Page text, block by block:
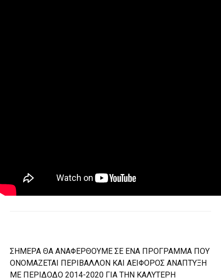
ΣΗΜΕΡΑ ΘΑ ΑΝΑΦΕΡΘΟΥΜΕ ΣΕ ΕΝΑ ΠΡΟΓΡΑΜΜΑ ΠΟΥ
ΟΝΟΜΑΖΕΤΑΙ ΠΕΡΙΒΑΛΛΟΝ ΚΑΙ ΑΕΙΦΟΡΟΣ ΑΝΑΠΤΥΞΗ
ΜΕ ΠΕΡΙΔΟΔΟ 2014-2020 ΓΙΑ ΤΗΝ ΚΑΛΥΤΕΡΗ